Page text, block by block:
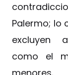
Palermo; lo
excluyen
como el